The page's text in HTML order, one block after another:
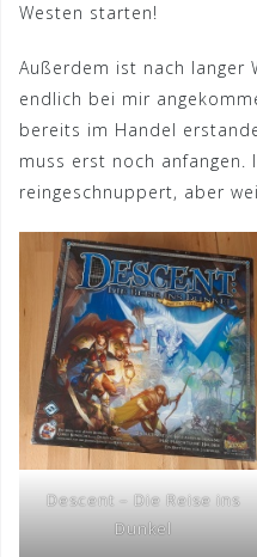
Westen starten!
Außerdem ist nach langer
endlich bei mir
bereits im Handel
muss erst noch anfangen.
reingeschnuppert, aber
Descent – Die Reise ins
Dunkel